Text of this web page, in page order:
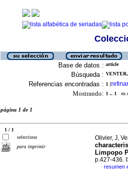
Base de datos : article
Búsqueda :
Referencias encontradas : 1 [refinar
Mostrando: 1 .. 1 en
página 1 de 1
1 / 1
selecciona
para imprimir
Olivier, J,
Limpopo
p.427-436.
· resumen